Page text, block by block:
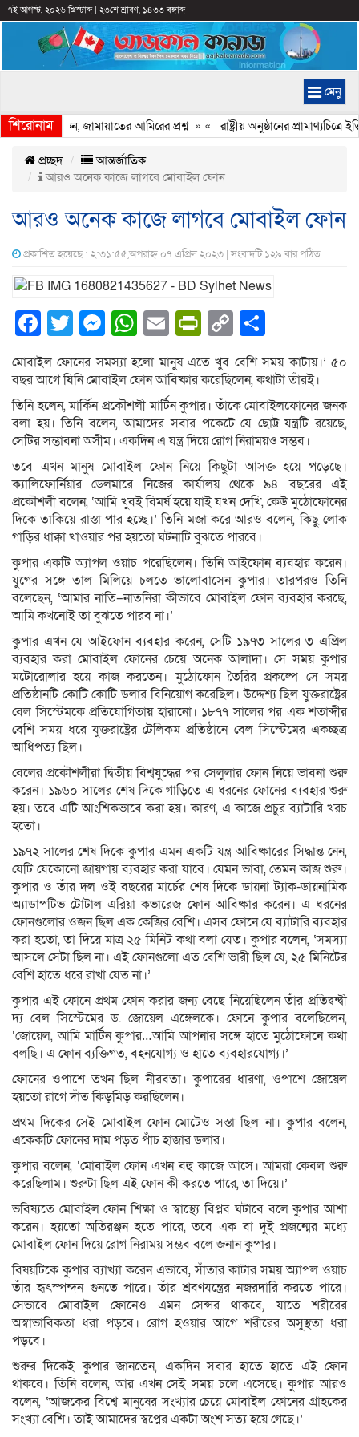
৭ই আগস্ট, ২০২৬ খ্রিস্টাব্দ| ২৩শে শ্রাবণ, ১৪৩৩ বঙ্গাব্দ
মেনু
শিরোনাম
হচ্ছে কেন, জামায়াতের আমিরের প্রশ্ন» « রাষ্ট্রীয় অনুষ্ঠানের
প্রচ্ছদ
আন্তর্জাতিক
আরও অনেক কাজে লাগবে মোবাইল ফোন
আরও অনেক কাজে লাগবে মোবাইল ফোন
প্রকাশিত হয়েছে : ২:৩১:৫৫,অপরাহ্ন ০৭ এপ্রিল ২০২৩ | সংবাদটি ১২৯ বার পঠিত
Facebook
Twitter
Messenger
WhatsApp
EmailPrintFriendly
Copy
Link
মোবাইল ফোনের সমস্যা হলো মানুষ এতে খুব বেশি সময় কাটায়।’ ৫০
বছর আগে যিনি মোবাইল ফোন আবিষ্কার করেছিলেন, কথাটা তাঁরই।
তিনি হলেন, মার্কিন প্রকৌশলী মার্টিন কুপার। তাঁকে মোবাইলফোনের জনক
বলা হয়। তিনি বলেন, আমাদের সবার পকেটে যে ছোট্ট যন্ত্রটি রয়েছে,
সেটির সম্ভাবনা অসীম। একদিন এ যন্ত্র দিয়ে রোগ নিরাময়ও সম্ভব।
তবে এখন মানুষ মোবাইল ফোন নিয়ে কিছুটা আসক্ত হয়ে পড়েছে।
ক্যালিফোর্নিয়ার ডেলমারে নিজের কার্যালয় থেকে ৯৪ বছরের এই
প্রকৌশলী বলেন, ‘আমি খুবই বিমর্ষ হয়ে যাই যখন দেখি, কেউ মুঠোফোনের
দিকে তাকিয়ে রাস্তা পার হচ্ছে।’ তিনি মজা করে আরও বলেন, কিছু লোক
গাড়ির ধাক্কা খাওয়ার পর হয়তো ঘটনাটি বুঝতে পারবে।
কুপার একটি অ্যাপল ওয়াচ পরেছিলেন। তিনি আইফোন ব্যবহার করেন।
যুগের সঙ্গে তাল মিলিয়ে চলতে ভালোবাসেন কুপার। তারপরও তিনি
বলেছেন, ‘আমার নাতি–নাতনিরা কীভাবে মোবাইল ফোন ব্যবহার করছে,
আমি কখনোই তা বুঝতে পারব না।’
কুপার এখন যে আইফোন ব্যবহার করেন, সেটি ১৯৭৩ সালের ৩ এপ্রিল
ব্যবহার করা মোবাইল ফোনের চেয়ে অনেক আলাদা। সে সময় কুপার
মটোরোলার হয়ে কাজ করতেন। মুঠোফোন তৈরির প্রকল্পে সে সময়
প্রতিষ্ঠানটি কোটি কোটি ডলার বিনিয়োগ করেছিল। উদ্দেশ্য ছিল যুক্তরাষ্ট্রের
বেল সিস্টেমকে প্রতিযোগিতায় হারানো। ১৮৭৭ সালের পর এক শতাব্দীর
বেশি সময় ধরে যুক্তরাষ্ট্রের টেলিকম প্রতিষ্ঠানে বেল সিস্টেমের একচ্ছত্র
আধিপত্য ছিল।
বেলের প্রকৌশলীরা দ্বিতীয় বিশ্বযুদ্ধের পর সেলুলার ফোন নিয়ে ভাবনা শুরু
করেন। ১৯৬০ সালের শেষ দিকে গাড়িতে এ ধরনের ফোনের ব্যবহার শুরু
হয়। তবে এটি আংশিকভাবে করা হয়। কারণ, এ কাজে প্রচুর ব্যাটারি খরচ
হতো।
১৯৭২ সালের শেষ দিকে কুপার এমন একটি যন্ত্র আবিষ্কারের সিদ্ধান্ত নেন,
যেটি যেকোনো জায়গায় ব্যবহার করা যাবে। যেমন ভাবা, তেমন কাজ শুরু।
কুপার ও তাঁর দল ওই বছরের মার্চের শেষ দিকে ডায়না ট্যাক-ডায়নামিক
অ্যাডাপটিভ টোটাল এরিয়া কভারেজ ফোন আবিষ্কার করেন। এ ধরনের
ফোনগুলোর ওজন ছিল এক কেজির বেশি। এসব ফোনে যে ব্যাটারি ব্যবহার
করা হতো, তা দিয়ে মাত্র ২৫ মিনিট কথা বলা যেত। কুপার বলেন, ‘সমস্যা
আসলে সেটা ছিল না। এই ফোনগুলো এত বেশি ভারী ছিল যে, ২৫ মিনিটের
বেশি হাতে ধরে রাখা যেত না।’
কুপার এই ফোনে প্রথম ফোন করার জন্য বেছে নিয়েছিলেন তাঁর প্রতিদ্বন্দ্বী
দ্য বেল সিস্টেমের ড. জোয়েল এঙ্গেলকে। ফোনে কুপার বলেছিলেন,
‘জোয়েল, আমি মার্টিন কুপার…আমি আপনার সঙ্গে হাতে মুঠোফোনে কথা
বলছি। এ ফোন ব্যক্তিগত, বহনযোগ্য ও হাতে ব্যবহারযোগ্য।’
ফোনের ওপাশে তখন ছিল নীরবতা। কুপারের ধারণা, ওপাশে জোয়েল
হয়তো রাগে দাঁত কিড়মিড় করছিলেন।
প্রথম দিকের সেই মোবাইল ফোন মোটেও সস্তা ছিল না। কুপার বলেন,
একেকটি ফোনের দাম পড়ত পাঁচ হাজার ডলার।
কুপার বলেন, ‘মোবাইল ফোন এখন বহু কাজে আসে। আমরা কেবল শুরু
করেছিলাম। শুরুটা ছিল এই ফোন কী করতে পারে, তা দিয়ে।’
ভবিষ্যতে মোবাইল ফোন শিক্ষা ও স্বাস্থ্যে বিপ্লব ঘটাবে বলে কুপার আশা
করেন। হয়তো অতিরঞ্জন হতে পারে, তবে এক বা দুই প্রজন্মের মধ্যে
মোবাইল ফোন দিয়ে রোগ নিরাময় সম্ভব বলে জনান কুপার।
বিষয়টিকে কুপার ব্যাখ্যা করেন এভাবে, সাঁতার কাটার সময় অ্যাপল ওয়াচ
তাঁর হৃৎস্পন্দন গুনতে পারে। তাঁর শ্রবণযন্ত্রের নজরদারি করতে পারে।
সেভাবে মোবাইল ফোনেও এমন সেন্সর থাকবে, যাতে শরীরের
অস্বাভাবিকতা ধরা পড়বে। রোগ হওয়ার আগে শরীরের অসুস্থতা ধরা
পড়বে।
শুরুর দিকেই কুপার জানতেন, একদিন সবার হাতে হাতে এই ফোন
থাকবে। তিনি বলেন, আর এখন সেই সময় চলে এসেছে। কুপার আরও
বলেন, ‘আজকের বিশ্বে মানুষের সংখ্যার চেয়ে মোবাইল ফোনের গ্রাহকের
সংখ্যা বেশি। তাই আমাদের স্বপ্নের একটা অংশ সত্য হয়ে গেছে।’